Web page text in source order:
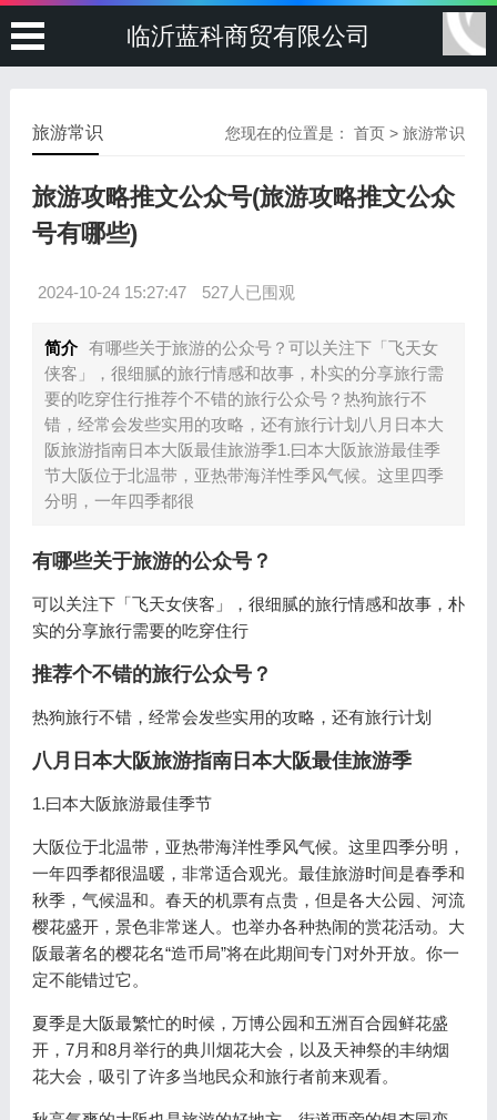
临沂蓝科商贸有限公司
您现在的位置是：首页 >旅游常识
旅游常识
旅游攻略推文公众号(旅游攻略推文公众
号有哪些)
2024-10-24 15:27:47 527人已围观
简介 有哪些关于旅游的公众号？可以关注下「飞天女
侠客」，很细腻的旅行情感和故事，朴实的分享旅行需
要的吃穿住行推荐个不错的旅行公众号？热狗旅行不
错，经常会发些实用的攻略，还有旅行计划八月日本大
阪旅游指南日本大阪最佳旅游季1.曰本大阪旅游最佳季
节大阪位于北温带，亚热带海洋性季风气候。这里四季
分明，一年四季都很
有哪些关于旅游的公众号？
可以关注下「飞天女侠客」，很细腻的旅行情感和故事，朴
实的分享旅行需要的吃穿住行
推荐个不错的旅行公众号？
热狗旅行不错，经常会发些实用的攻略，还有旅行计划
八月日本大阪旅游指南日本大阪最佳旅游季
1.曰本大阪旅游最佳季节
大阪位于北温带，亚热带海洋性季风气候。这里四季分明，
一年四季都很温暖，非常适合观光。最佳旅游时间是春季和
秋季，气候温和。春天的机票有点贵，但是各大公园、河流
樱花盛开，景色非常迷人。也举办各种热闹的赏花活动。大
阪最著名的樱花名“造币局”将在此期间专门对外开放。你一
定不能错过它。
夏季是大阪最繁忙的时候，万博公园和五洲百合园鲜花盛
开，7月和8月举行的典川烟花大会，以及天神祭的丰纳烟
花大会，吸引了许多当地民众和旅行者前来观看。